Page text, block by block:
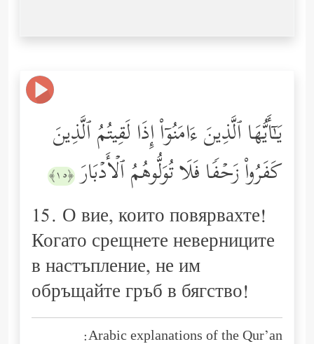
یَـٰۤأَیُّهَا ٱلَّذِینَ ءَامَنُوۤاْ إِذَا لَقِیتُمُ ٱلَّذِینَ
كَفَرُواْ زَحۡفࣰا فَلَا تُوَلُّوهُمُ ٱلۡأَدۡبَارَ ﴿١٥﴾
15. О вие, които повярвахте!
Когато срещнете неверниците
в настъпление, не им
обръщайте гръб в бягство!
Arabic explanations of the Qur’an: